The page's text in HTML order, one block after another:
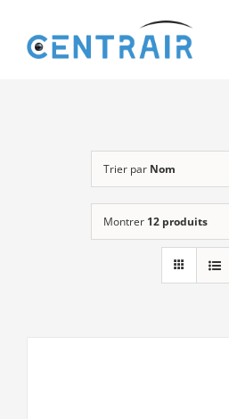
contenu
Moyens
Pièces
Process
Trier par Nom
Montrer 12 produits